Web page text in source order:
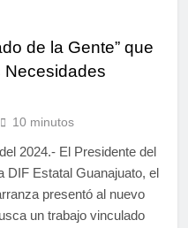
de la Gente” que
Necesidades
10 minutos
2024.- El Presidente del
DIF Estatal Guanajuato, el
presentó al nuevo
un trabajo vinculado